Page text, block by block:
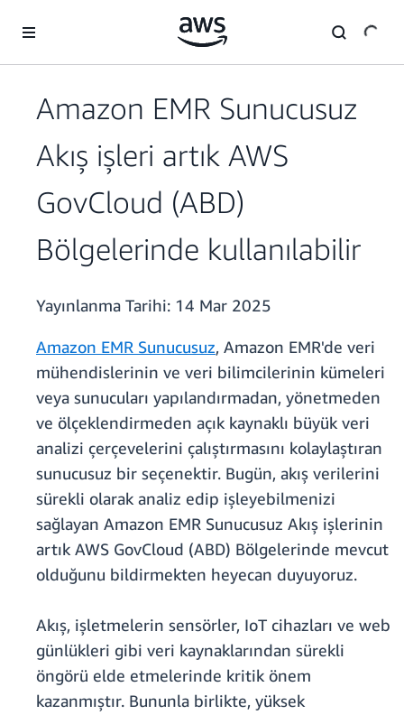
Amazon EMR Sunucusuz
Akış işleri artık AWS
GovCloud (ABD)
Bölgelerinde kullanılabilir
Yayınlanma Tarihi: 14 Mar 2025
Amazon EMR Sunucusuz, Amazon EMR'de veri
mühendislerinin ve veri bilimcilerinin kümeleri
veya sunucuları yapılandırmadan, yönetmeden
ve ölçeklendirmeden açık kaynaklı büyük veri
analizi çerçevelerini çalıştırmasını kolaylaştıran
sunucusuz bir seçenektir. Bugün, akış verilerini
sürekli olarak analiz edip işleyebilmenizi
sağlayan Amazon EMR Sunucusuz Akış işlerinin
artık AWS GovCloud (ABD) Bölgelerinde mevcut
olduğunu bildirmekten heyecan duyuyoruz.
Akış, işletmelerin sensörler, IoT cihazları ve web
günlükleri gibi veri kaynaklarından sürekli
öngörü elde etmelerinde kritik önem
kazanmıştır. Bununla birlikte, yüksek